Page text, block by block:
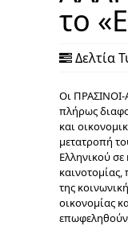
το
Δελτία
Οι
πλήρως
και
μετατροπή
Ελληνικού σε
της
οικονομίας
επωφεληθούν